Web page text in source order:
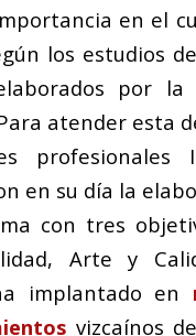
en el
los estudios
por la
atender esta
profesionales
en su día la
con tres
Arte y
implantado en
vizcaínos